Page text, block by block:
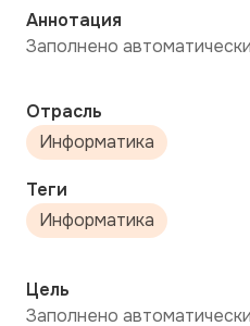
Аннотация
Заполнено автоматически
Отрасль
Информатика
Теги
Информатика
Цель
Заполнено автоматически